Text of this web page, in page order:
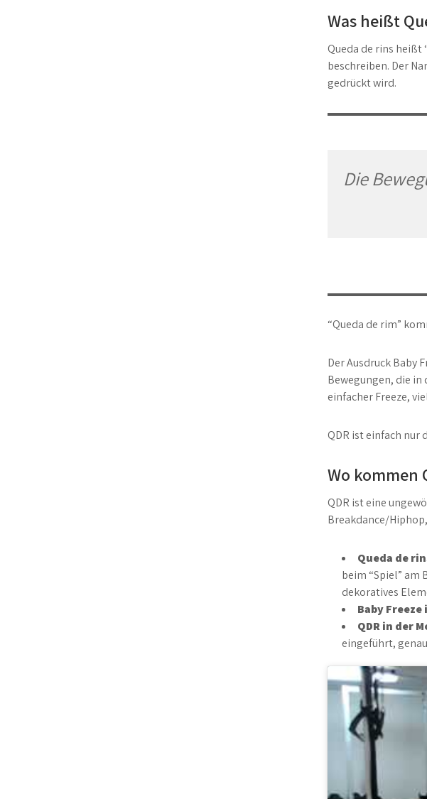
Was heißt
Queda de rins heißt
beschreiben. Der
gedrückt wird.
Die
“Queda de rim”
Der Ausdruck Baby
Bewegungen, die
einfacher Freeze,
QDR ist einfach nur
Wo kommen
QDR ist eine
Breakdance/
Queda de
beim “Spiel” am
dekoratives
Baby
QDR in der
eingeführt,